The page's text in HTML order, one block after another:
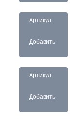
Артикул
Добавить
Артикул
Добавить